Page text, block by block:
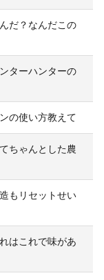
だ？なんだこの
ターハンターの
の使い方教えて
ちゃんとした農
もリセットせい
はこれで味があ